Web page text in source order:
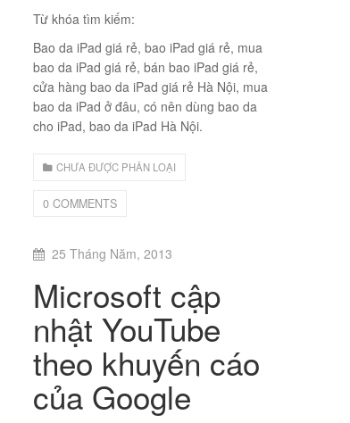
Từ khóa tìm kiếm:
Bao da iPad giá rẻ, bao iPad giá rẻ, mua
bao da iPad giá rẻ, bán bao iPad giá rẻ,
cửa hàng bao da iPad giá rẻ Hà Nội, mua
bao da iPad ở đâu, có nên dùng bao da
cho iPad, bao da iPad Hà Nội.
CHƯA ĐƯỢC PHÂN LOẠI
0 COMMENTS
25 Tháng Năm, 2013
Microsoft cập
nhật YouTube
theo khuyến cáo
của Google